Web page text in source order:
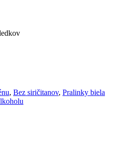
, Bez siričitanov, Pralinky biela